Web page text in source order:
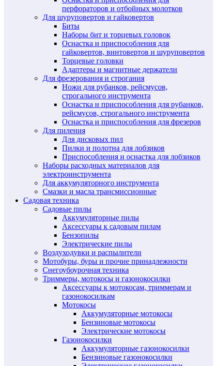
перфораторов и отбойных молотков
Для шуруповертов и гайковертов
Биты
Наборы бит и торцевых головок
Оснастка и приспособления для
гайковертов, винтовертов и шуруповертов
Торцевые головки
Адаптеры и магнитные держатели
Для фрезерования и строгания
Ножи для рубанков, рейсмусов,
строгального инструмента
Оснастка и приспособления для рубанков,
рейсмусов, строгального инструмента
Оснастка и приспособления для фрезеров
Для пиления
Для дисковых пил
Пилки и полотна для лобзиков
Приспособления и оснастка для лобзиков
Наборы расходных материалов для
электроинструмента
Для аккумуляторного инструмента
Смазки и масла трансмиссионные
Садовая техника
Садовые пилы
Аккумуляторные пилы
Аксессуары к садовым пилам
Бензопилы
Электрические пилы
Воздуходувки и распылители
Мотобуры, буры и прочие принадлежности
Снегоубоурочная техника
Триммеры, мотокосы и газонокосилки
Аксессуары к мотокосам, триммерам и
газонокосилкам
Мотокосы
Аккумуляторные мотокосы
Бензиновые мотокосы
Электрические мотокосы
Газонокосилки
Аккумуляторные газонокосилки
Бензиновые газонокосилки